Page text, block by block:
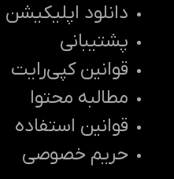
دانلود اپلیکیشن
پشتیبانی
قوانین کپی‌رایت
مطالبه محتوا
قوانین استفاده
حریم خصوصی